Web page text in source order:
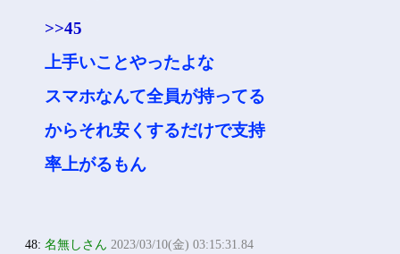
>>45
上手いことやったよな
スマホなんて全員が持ってる
からそれ安くするだけで支持
率上がるもん
48:名無しさん 2023/03/10(金) 03:15:31.84